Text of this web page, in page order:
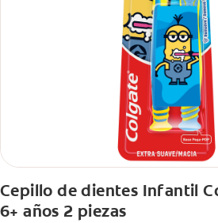
Cepillo de dientes Infantil
6+ años 2 piezas